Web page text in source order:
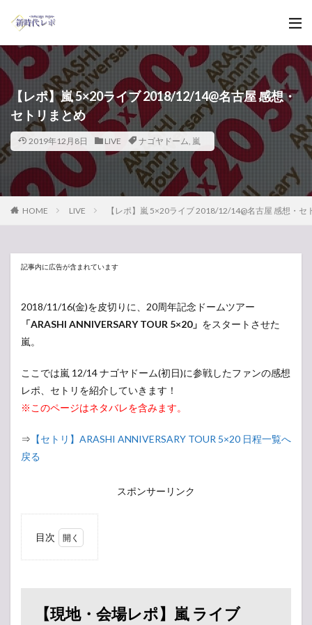
【レポ】嵐 5×20ライブ 2018/12/14@名古屋 感想・
セトリまとめ
2019年12月8日 LIVE ナゴヤドーム, 嵐
HOME LIVE 【レポ】嵐 5×20ライブ 2018/12/14@名古屋 感想・セ
記事内に広告が含まれています
2018/11/16(金)を皮切りに、20周年記念ドームツアー
「ARASHI ANNIVERSARY TOUR 5×20」 をスタートさせた
嵐。
ここでは嵐 12/14 ナゴヤドーム(初日)に参戦したファンの感想
レポ、セトリを紹介していきます！
※このページはネタバレを含みます。
⇒ 【セトリ】ARASHI ANNIVERSARY TOUR 5×20 日程一覧へ
戻る
スポンサーリンク
目次
ポ】【現地・会場レポ】嵐 ライブ